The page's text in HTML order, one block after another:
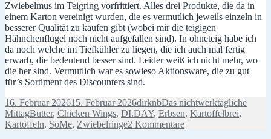
Zwiebelmus im Teigring vorfrittiert. Alles drei Produkte, die da in
einem Karton vereinigt wurden, die es vermutlich jeweils einzeln in
besserer Qualität zu kaufen gibt (wobei mir die teigigen
Hähnchenflügel noch nicht aufgefallen sind). In ohneteig habe ich
da noch welche im Tiefkühler zu liegen, die ich auch mal fertig
erwarb, die bedeutend besser sind. Leider weiß ich nicht mehr, wo
die her sind. Vermutlich war es sowieso Aktionsware, die zu gut
für’s Sortiment des Discounters sind.
Veröffentlicht
am
16. Februar 202615. Februar 2026Autor
dirknbKategorien
Das nichtwerktägliche
MittagSchlagwörter
Butter, Chicken Wings, DI.DAY, Erbsen, Kartoffelbrei,
Kartoffeln, SoMe, Zwiebelringe2 Kommentarezu